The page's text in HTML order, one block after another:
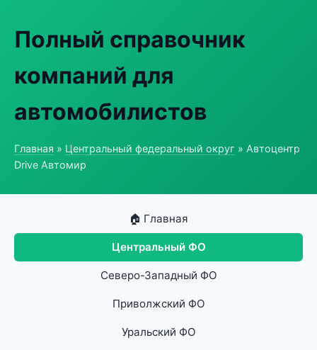
Полный справочник
компаний для
автомобилистов
Главная » Центральный федеральный округ » Автоцентр
Drive Автомир
🏠 Главная
Центральный ФО
Северо-Западный ФО
Приволжский ФО
Уральский ФО